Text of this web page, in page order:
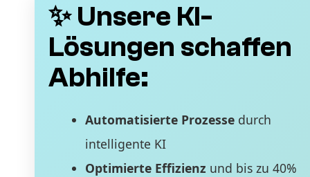
✨ Unsere KI-
Lösungen schaffen
Abhilfe:
Automatisierte Prozessedurch
intelligente KI
Optimierte Effizienz und bis zu 40%